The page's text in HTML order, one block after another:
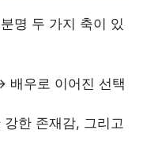
명 두 가지 축이 있
배우로 이어진 선택
강한 존재감, 그리고